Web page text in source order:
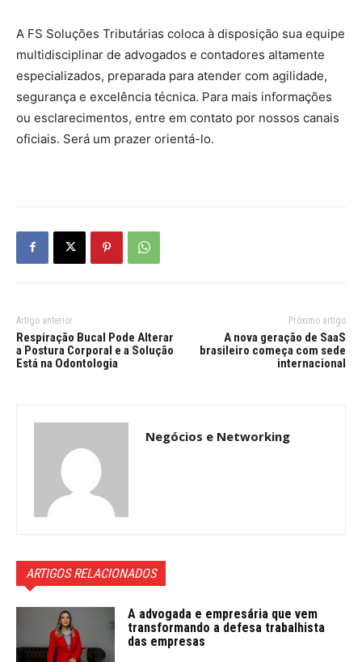
A FS Soluções Tributárias coloca à disposição sua equipe
multidisciplinar de advogados e contadores altamente
especializados, preparada para atender com agilidade,
segurança e excelência técnica. Para mais informações
ou esclarecimentos, entre em contato por nossos canais
oficiais. Será um prazer orientá-lo.
Artigo anterior
Respiração Bucal Pode Alterar
a Postura Corporal e a Solução
Está na Odontologia
Próximo artigo
A nova geração de SaaS
brasileiro começa com sede
internacional
Negócios e Networking
ARTIGOS RELACIONADOS
A advogada e empresária que vem
transformando a defesa trabalhista
das empresas